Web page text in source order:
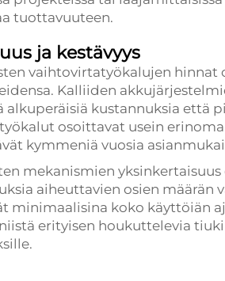
tuottavuuteen.
ja kestävyys
vaihtovirtatyökalujen hinnat
Kalliiden
kustannuksia että
osoittavat usein
kymmeniä vuosia
mekanismien
aiheuttavien osien määrän
minimaalisina koko käyttöiän
erityisen houkuttelevia